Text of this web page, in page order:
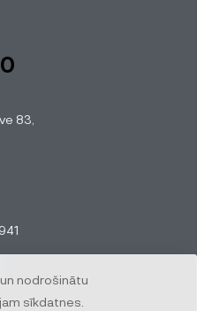
nodrošinātu
sīkdatnes.
83,